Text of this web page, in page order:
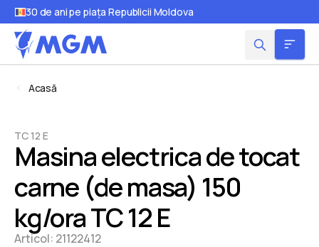
30 de ani pe piața Republicii Moldova
Acasă
TC 12 E
Masina electrica de tocat
carne (de masa) 150
kg/ora TC 12 E
Articol: 21122412